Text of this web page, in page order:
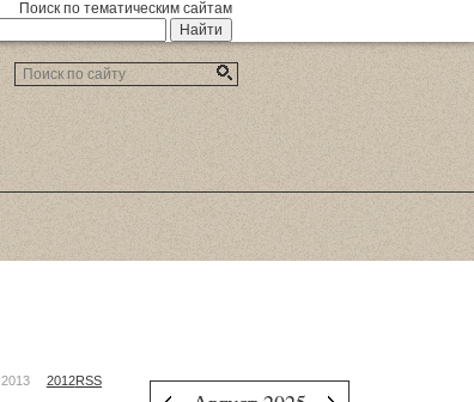
Поиск по тематическим сайтам
2013 2012RSS